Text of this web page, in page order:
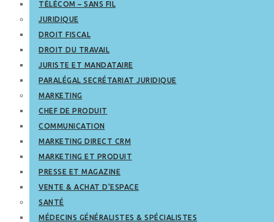
TÉLÉCOM – SANS FIL
JURIDIQUE
DROIT FISCAL
DROIT DU TRAVAIL
JURISTE ET MANDATAIRE
PARALÉGAL SECRÉTARIAT JURIDIQUE
MARKETING
CHEF DE PRODUIT
COMMUNICATION
MARKETING DIRECT CRM
MARKETING ET PRODUIT
PRESSE ET MAGAZINE
VENTE & ACHAT D’ESPACE
SANTÉ
MÉDECINS GÉNÉRALISTES & SPÉCIALISTES